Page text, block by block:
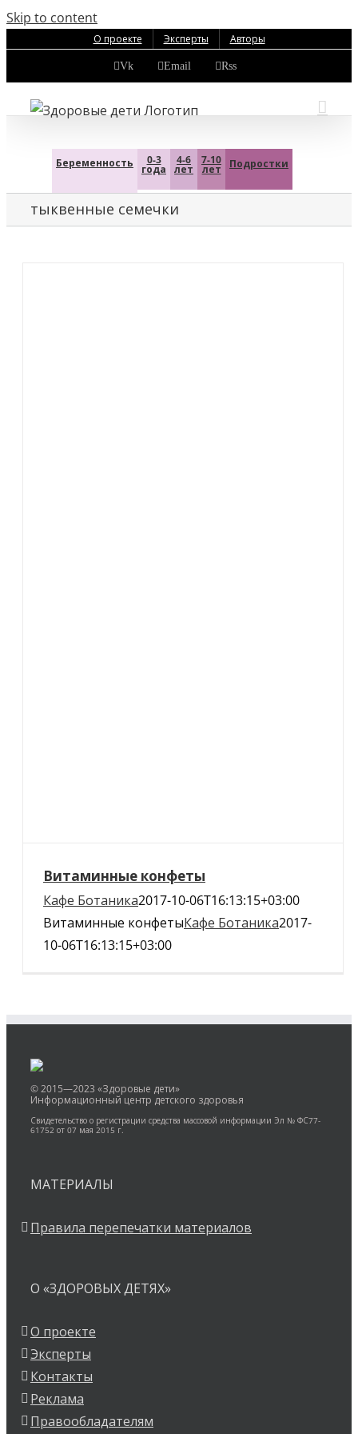
Skip to content
О проекте Эксперты Авторы
Vk Email Rss
Беременность 0-3
года
4-6
лет
7-10
лет Подростки
тыквенные семечки
Витаминные конфеты
Кафе Ботаника2017-10-06T16:13:15+03:00
Витаминные конфетыКафе Ботаника2017-
10-06T16:13:15+03:00
© 2015—2023 «Здоровые дети»
Информационный центр детского здоровья
Свидетельство о регистрации средства массовой информации Эл № ФС77-
61752 от 07 мая 2015 г.
МАТЕРИАЛЫ
Правила перепечатки материалов
О «ЗДОРОВЫХ ДЕТЯХ»
О проекте
Эксперты
Контакты
Реклама
Правообладателям